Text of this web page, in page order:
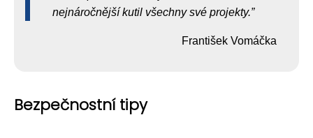
nejnáročnější kutil všechny své projekty.
František Vomáčka
Bezpečnostní tipy